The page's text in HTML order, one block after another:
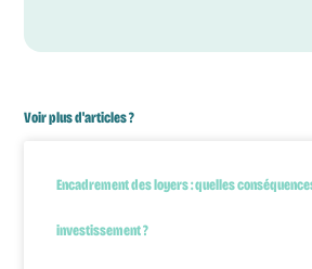
Voir plus d'articles ?
Encadrement des loyers : quelles
investissement ?